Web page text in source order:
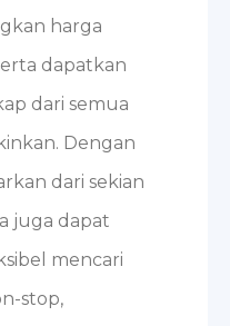
harga
dapatkan
dari semua
Dengan
dari sekian
juga dapat
mencari
stop,